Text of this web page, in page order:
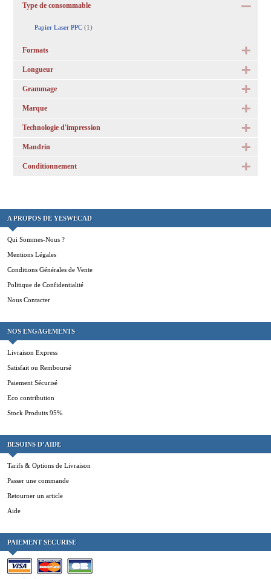
Type de consommable
Papier Laser PPC (1)
Formats
Longueur
Grammage
Marque
Technologie d'impression
Mandrin
Conditionnement
A PROPOS DE YESWECAD
Qui Sommes-Nous ?
Mentions Légales
Conditions Générales de Vente
Politique de Confidentialité
Nous Contacter
NOS ENGAGEMENTS
Livraison Express
Satisfait ou Remboursé
Paiement Sécurisé
Eco contribution
Stock Produits 95%
BESOINS D’AIDE
Tarifs & Options de Livraison
Passer une commande
Retourner un article
Aide
PAIEMENT SECURISE